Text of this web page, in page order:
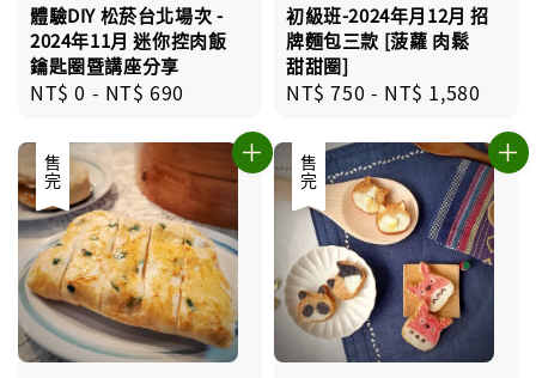
體驗DIY 松菸台北場次 -
2024年11月 迷你控肉飯
鑰匙圈暨講座分享
Regular
NT$ 0 - NT$ 690
初級班-2024年月12月 招
牌麵包三款 [菠蘿 肉鬆
甜甜圈]
Regular
NT$ 750 - NT$ 1,580
售完 售完